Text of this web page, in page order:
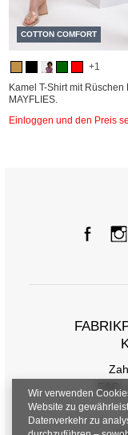
COTTON COMFORT
+1
Kamel T-Shirt mit Rüschen
MAYFLIES.
Einloggen und den Preis
FAQ
Wir verwenden
Website zu
Datenverkehr zu